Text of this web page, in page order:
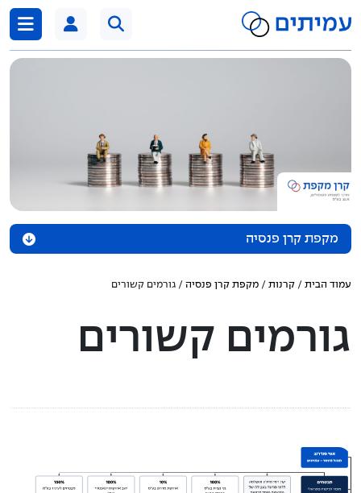
לדלג לתוכן
מקפת קרן פנסיה
אודות הקרן
דוחות כספיים
עמוד הבית / קרנות / מקפת קרן פנסיה / גורמים קשורים
גורמים קשורים